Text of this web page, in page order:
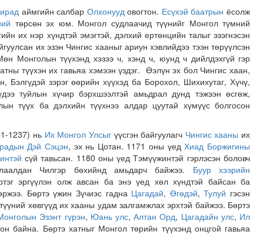
аймгийн салбар Олхонууд овогтон. Есүхэй баатрын ёсолж
төрсөн эх юм. Монгол судлаачид түүнийг Монгол түмний
их нэр хүндтэй эмэгтэй, дэлхий ертөнцийн талыг эзэгнэсэн
их эзэн Чингис хааныг ариун хэвлийдээ тээн төрүүлсэн
Монголын түүхэнд хэзээ ч, хэнд ч, юунд ч дийлдэхгүй гэр
түүхэн их гавьяа хэмээн үздэг. Өэлүн эх бол Чингис хаан,
Бэлгүдэй зэрэг өөрийн хүүхэд ба Борохол, Шихихутаг, Хүчү,
туйлын хүчир бэрхшээлтэй амьдрал дунд тэжээн өсгөж,
түүх ба дэлхийн түүхнээ алдар цуутай хүмүүс болгосон
1237) нь Их Монгол Улсыгүүсгэн байгуулагч Чингис хааны их
Дэй Сэцэн, эх нь Цотан. 1171 оны үедХиад Боржигины
сүй тавьсан. 1180 оны үед Тэмүүжинтэй гэрлэсэн боловч
Чилгэр бөхийнд амьдарч байжээ. Буур хээрийн
эргүүлэн олж авсан ба энэ үед хөл хүндтэй байсан ба
Бөртэ үжин Зүчиэс гадна Цагадай, Өгөдэй,Тулуй гэсэн
хөвгүүд их хааны удам залгамжлах эрхтэй байжээ. Бөртэ
Эзэнт гүрэн, Юань улс,Алтан Орд, Цагадайн улс, Ил
байна. Бөртэ хатныг Монгол төрийн түүхэнд онцгой гавьяа